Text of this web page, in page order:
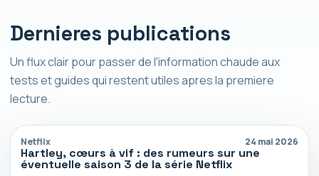
Dernieres publications
Un flux clair pour passer de l'information chaude aux
tests et guides qui restent utiles apres la premiere
lecture.
Netflix 24 mai 2026
Hartley, cœurs à vif : des rumeurs sur une
éventuelle saison 3 de la série Netflix